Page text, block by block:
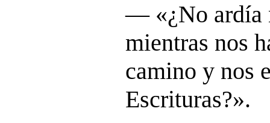
― «¿No ardía
mientras nos
camino y nos
Escrituras?».